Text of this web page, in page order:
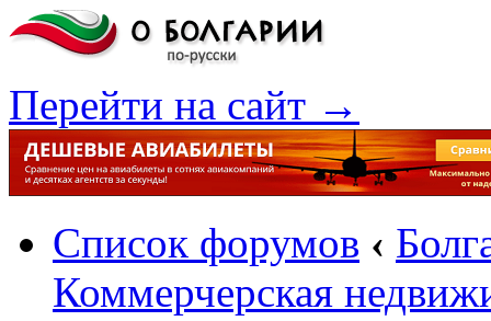
Перейти на сайт →
Список форумов ‹
Коммерчерская